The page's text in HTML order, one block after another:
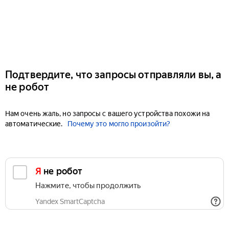
Подтвердите, что запросы отправляли вы, а
не робот
Нам очень жаль, но запросы с вашего устройства похожи на
автоматические.
Почему это могло произойти?
Я не робот
Нажмите, чтобы продолжить
Yandex SmartCaptcha